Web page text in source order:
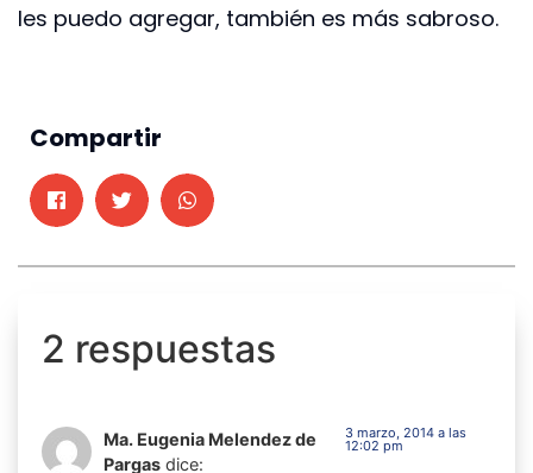
les puedo agregar, también es más sabroso.
Compartir
2 respuestas
Ma. Eugenia Melendez de
Pargas dice:
3 marzo, 2014 a las
12:02 pm